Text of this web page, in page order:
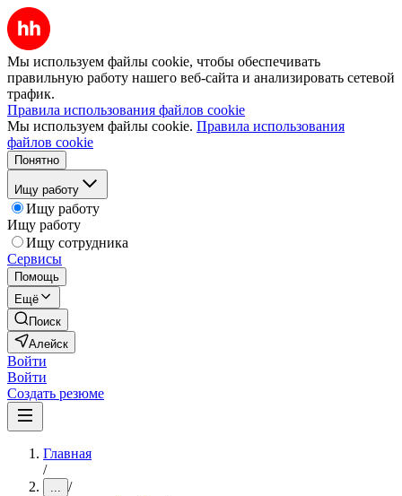
Мы используем файлы cookie, чтобы обеспечивать
правильную работу нашего веб-сайта и анализировать сетевой
трафик.
Правила использования файлов cookie
Мы используем файлы cookie. Правила использования
файлов cookie
Понятно
Ищу работу
Ищу работу
Ищу работу
Ищу сотрудника
Сервисы
Помощь
Ещё
Поиск
Алейск
Войти
Войти
Создать резюме
Главная
/
... /